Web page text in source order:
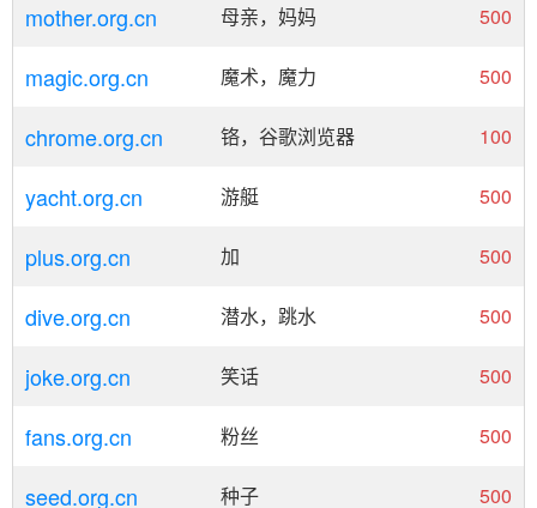
mother.org.cn 母亲，妈妈 500
magic.org.cn 魔术，魔力 500
chrome.org.cn 铬，谷歌浏览器 100
yacht.org.cn 游艇 500
plus.org.cn 加 500
dive.org.cn 潜水，跳水 500
joke.org.cn 笑话 500
fans.org.cn 粉丝 500
seed.org.cn 种子 500